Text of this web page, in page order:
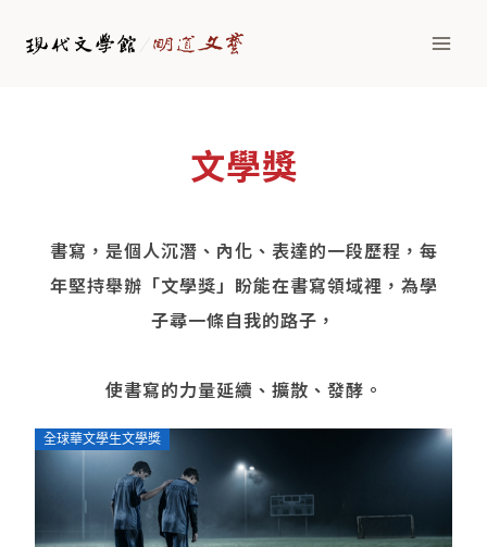
文學獎
書寫，是個人沉潛、內化、表達的一段歷程，每
年堅持舉辦「文學獎」盼能在書寫領域裡，為學
子尋一條自我的路子，
使書寫的力量延續、擴散、發酵。
全球華文學生文學獎